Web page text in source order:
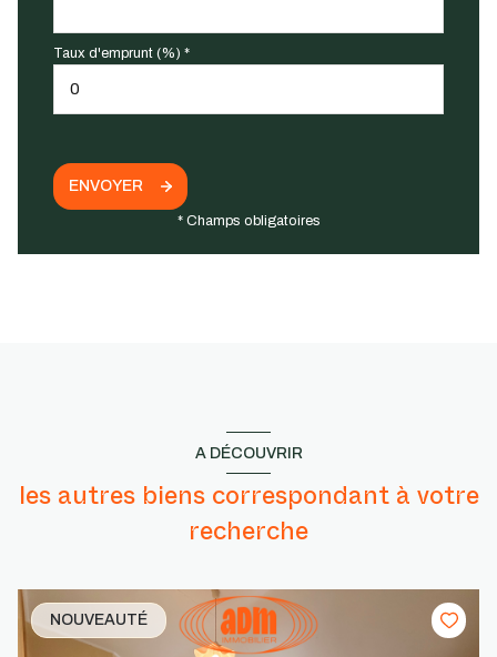
Taux d'emprunt (%) *
ENVOYER
* Champs obligatoires
A DÉCOUVRIR
les autres biens correspondant à votre
recherche
NOUVEAUTÉ